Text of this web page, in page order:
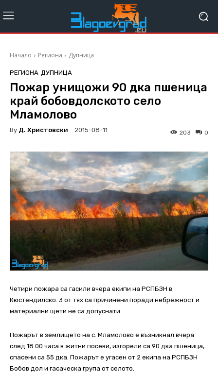
Начало Региона Дупница
РЕГИОНА ДУПНИЦА
Пожар унищожи 90 дка пшеница
край бобовдолското село
Мламолово
By Д. Христовски 2015-08-11 0
203
Четири пожара са гасили вчера екипи на РСПБЗН в
Кюстендилско. 3 от тях са причинени поради небрежност и
материални щети не са допуснати.
Пожарът в землището на с. Мламолово е възникнал вчера
след 18.00 часа в житни посеви, изгорели са 90 дка пшеница,
спасени са 55 дка. Пожарът е угасен от 2 екипа на РСПБЗН
Бобов дол и гасаческа група от селото.